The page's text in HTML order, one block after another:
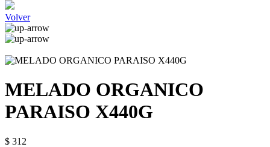
Volver
MELADO ORGANICO
PARAISO X440G
$ 312